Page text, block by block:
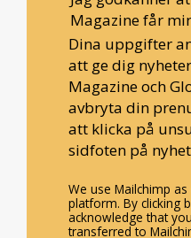
Magazine får
Dina uppgifter
att ge dig
Magazine och
avbryta din
att klicka på
sidfoten på
We use Mailchimp
platform. By clicking
acknowledge that
transferred to